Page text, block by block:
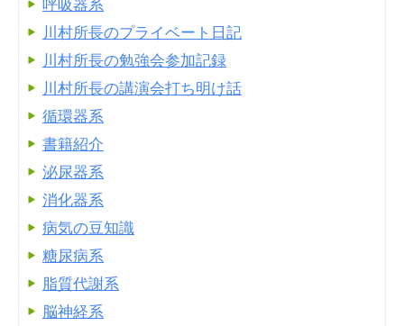
呼吸器系
川村所長のプライベート日記
川村所長の勉強会参加記録
川村所長の講演会打ち明け話
循環器系
書籍紹介
泌尿器系
消化器系
病気の豆知識
糖尿病系
脂質代謝系
脳神経系